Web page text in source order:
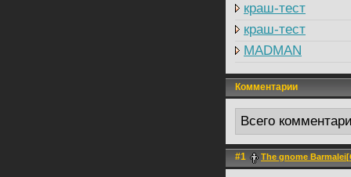
краш-тест
краш-тест
MADMAN
Комментарии
Всего
#1 The gnome